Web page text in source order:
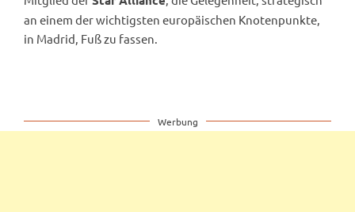
an einem der wichtigsten europäischen Knotenpunkte,
in Madrid, Fuß zu fassen.
Werbung